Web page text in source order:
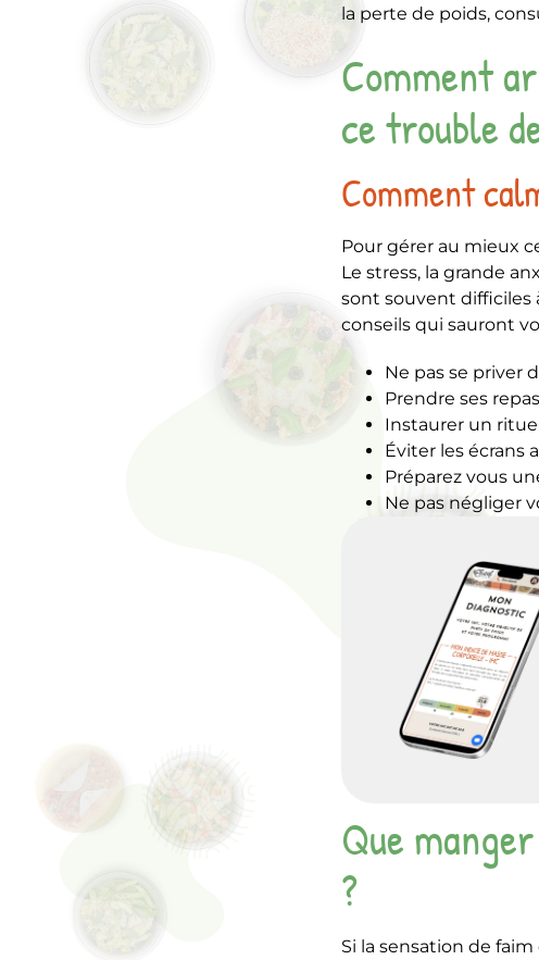
la perte de poids,
Comment
ce trouble
Comment
Pour gérer au mieux
Le stress, la grande
sont souvent difficiles
conseils qui sauront
Ne pas se priver
Prendre ses
Instaurer un
Éviter les écrans
Préparez vous
Ne pas négliger
Que
?
Si la sensation de